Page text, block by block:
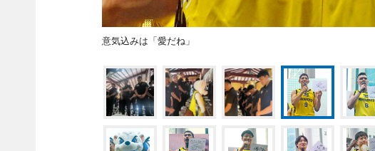
意気込みは「愛だね」